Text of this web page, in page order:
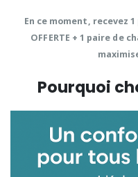
En ce moment, recevez1
OFFERTE + 1 paire de
Pourquoi